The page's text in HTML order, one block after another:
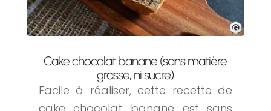
Cake chocolat banane (sans matière
grasse, ni sucre)
Facile à réaliser, cette recette de